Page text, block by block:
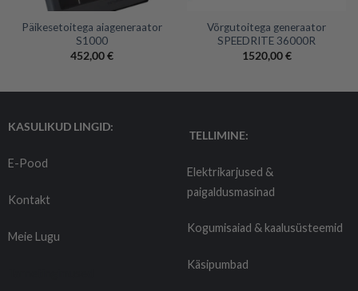
Päikesetoitega aiageneraator
S1000
452,00€
Võrgutoitega generaator
SPEEDRITE 36000R
1520,00€
KASULIKUD LINGID:
E-Pood
Kontakt
Meie Lugu
TELLIMINE:
Elektrikarjused &
paigaldusmasinad
Kogumisaiad & kaalusüsteemid
Käsipumbad